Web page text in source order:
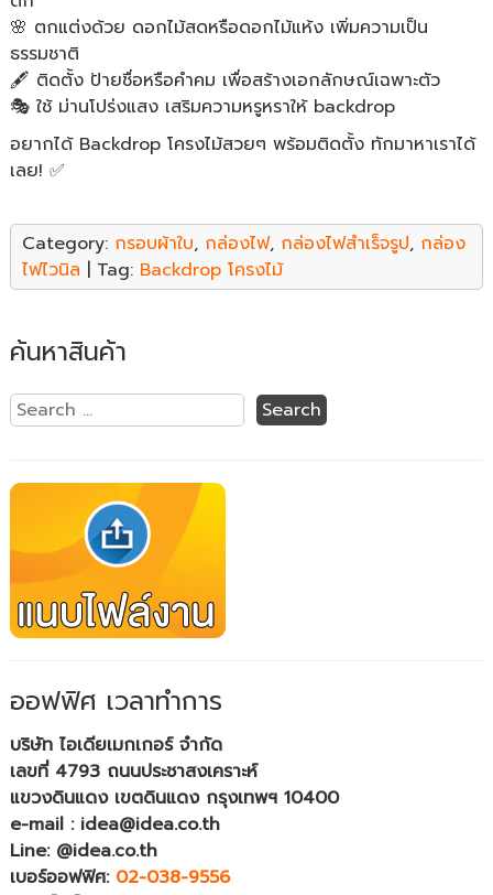
🌸 ตกแต่งด้วย ดอกไม้สดหรือดอกไม้แห้ง เพิ่มความเป็น
ธรรมชาติ
🖋️ ติดตั้ง ป้ายชื่อหรือคำคม เพื่อสร้างเอกลักษณ์เฉพาะตัว
🎭 ใช้ ม่านโปร่งแสง เสริมความหรูหราให้ backdrop
อยากได้ Backdrop โครงไม้สวยๆ พร้อมติดตั้ง ทักมาหาเราได้
เลย! ✅
Category: กรอบผ้าใบ, กล่องไฟ, กล่องไฟสำเร็จรูป, กล่อง
ไฟไวนิล | Tag: Backdrop โครงไม้
ค้นหาสินค้า
ออฟฟิศ เวลาทำการ
บริษัท ไอเดียเมกเกอร์ จำกัด
เลขที่ 4793 ถนนประชาสงเคราะห์
แขวงดินแดง เขตดินแดง กรุงเทพฯ 10400
e-mail : idea@idea.co.th
Line: @idea.co.th
เบอร์ออฟฟิศ: 02-038-9556